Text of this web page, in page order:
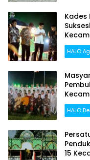
Kades
HALO
HALO
15